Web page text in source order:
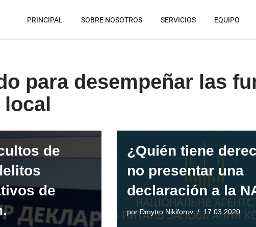
PRINCIPAL SOBRE NOSOTROS SERVICIOS EQUIPO
para desempeñar las
local
de
de
¿Quién tiene
no presentar una
declaración a la
porDmytro Nikiforov 17.03.2020